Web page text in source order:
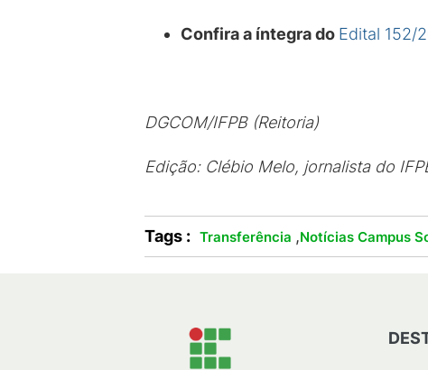
Confira a íntegra do Edital 152/
DGCOM/IFPB (Reitoria)
Edição: Clébio Melo, jornalista do
Tags : Transferência ,Notícias Campus